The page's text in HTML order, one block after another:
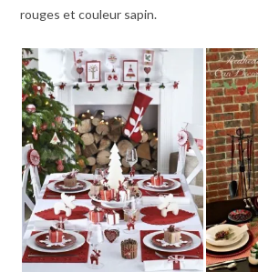
rouges et couleur sapin.